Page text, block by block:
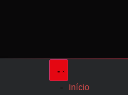
Início